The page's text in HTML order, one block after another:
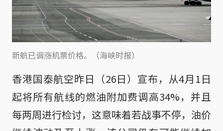
新航已调涨机票价格。（海峡时报）
香港国泰航空昨日（26日）宣布，从4月1日
起将所有航线的燃油附加费调高34%，并且
每两周进行检讨，这意味着若战事不停，油价